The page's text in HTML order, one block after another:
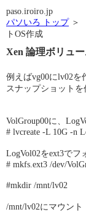
paso.iroiro.jp
パソいろ トップ＞
トOS作成
Xen 論理ボリュ
例えばvg00にlv02を
スナップショット
VolGroup00に、
# lvcreate -L 10G -n
LogVol02をext3でフ
# mkfs.ext3 /dev/
#mkdir /mnt/lv02
/mnt/lv02にマウント